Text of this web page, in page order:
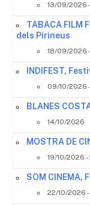
13/09/2026
TABACA FILM
dels Pirineus
18/09/2026
INDIFEST,
09/10/2026
BLANES
14/10/2026
MOSTRA DE
19/10/2026
SOM
22/10/2026